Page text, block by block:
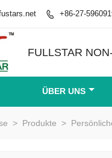
 +86-27-
FULLSTAR
ÜBER UNS
> Produkte >